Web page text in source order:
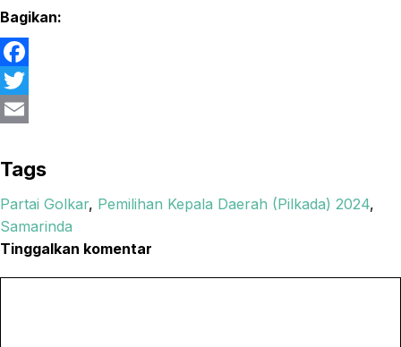
Bagikan:
F
a
e
b
o
o
k
T
i
t
t
e
r
m
a
i
Tags
Partai Golkar, Pemilihan Kepala Daerah (Pilkada) 2024,
Samarinda
Tinggalkan komentar